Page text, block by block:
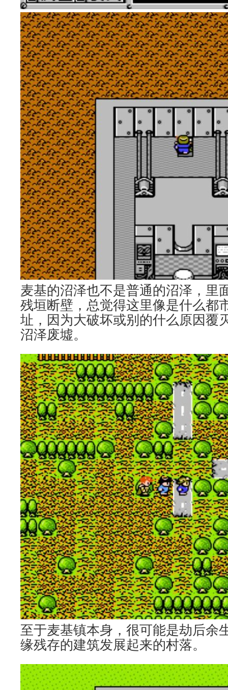
麦基的沼泽也不是普通的沼泽，里
残垣断壁，总觉得这里像是什么都
址，因为大破坏或别的什么原因覆
沼泽废墟。
至于麦基镇本身，很可能是劫后余
缘残存的建筑发展起来的村落。